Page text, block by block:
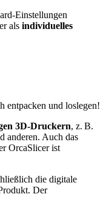
Einstellungen
als individuelles
entpacken und loslegen!
3D-Druckern, z. B.
anderen. Auch das
OrcaSlicer ist
die digitale
Der